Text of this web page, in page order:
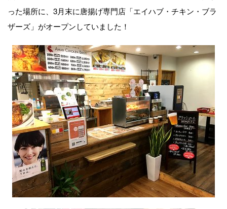
った場所に、3月末に唐揚げ専門店「エイハブ・チキン・ブラ
ザーズ」がオープンしていました！